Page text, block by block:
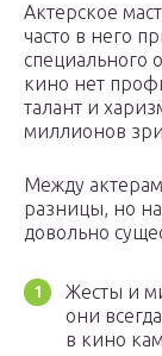
Актерское
часто в него
специального
кино нет
талант и
миллионов
Между
разницы, но
довольно
Жесты и
они
в кино